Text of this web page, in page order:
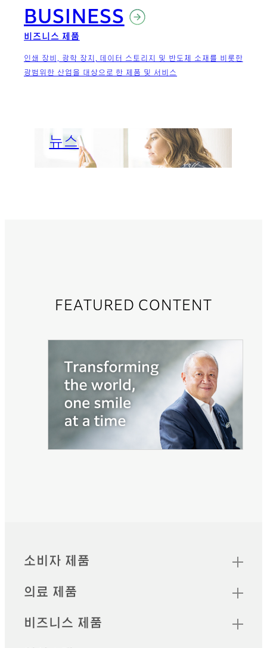
BUSINESS
비즈니스 제품
인쇄 장비, 광학 장치, 데이터 스토리지 및 반도체 소재를 비롯한
광범위한 산업을 대상으로 한 제품 및 서비스
회사소개
뉴스
Important News
FEATURED CONTENT
Footer
빠른 링크
소비자 제품
의료 제품
비즈니스 제품